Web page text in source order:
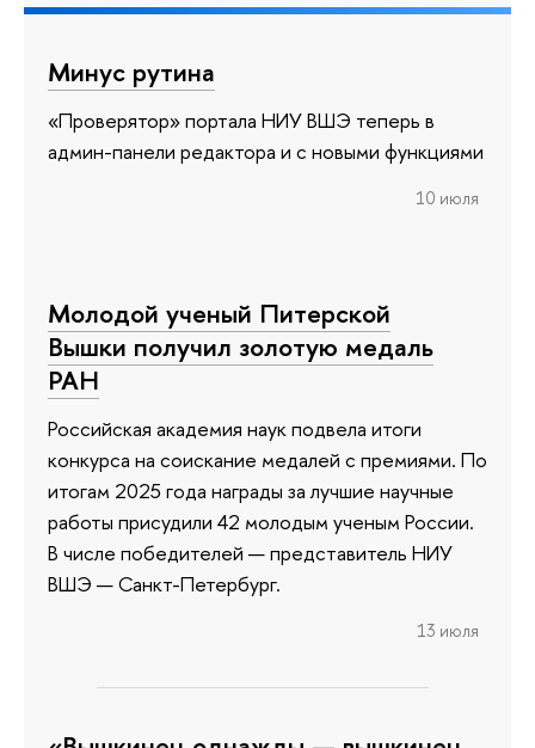
Минус рутина
«Проверятор» портала НИУ ВШЭ теперь в
админ-панели редактора и с новыми функциями
10 июля
Молодой ученый Питерской
Вышки получил золотую медаль
РАН
Российская академия наук подвела итоги
конкурса на соискание медалей с премиями. По
итогам 2025 года награды за лучшие научные
работы присудили 42 молодым ученым России.
В числе победителей — представитель НИУ
ВШЭ — Санкт-Петербург.
13 июля